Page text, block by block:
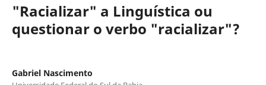
"Racializar" a Linguística ou
questionar o verbo "racializar"?
Gabriel Nascimento